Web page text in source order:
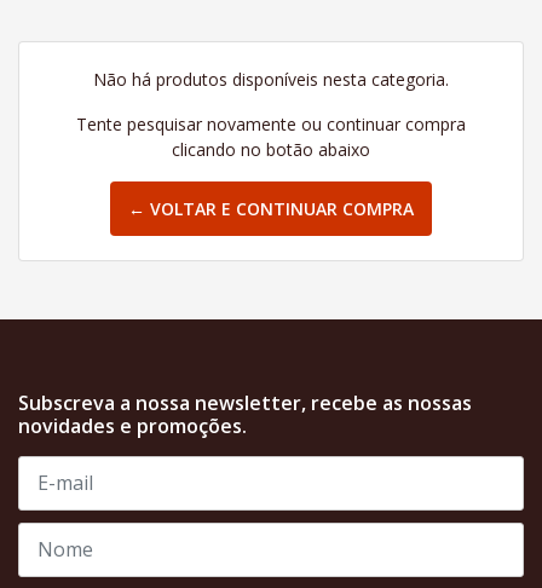
Não há produtos disponíveis nesta categoria.
Tente pesquisar novamente ou continuar compra
clicando no botão abaixo
← VOLTAR E CONTINUAR COMPRA
Subscreva a nossa newsletter, recebe as nossas
novidades e promoções.